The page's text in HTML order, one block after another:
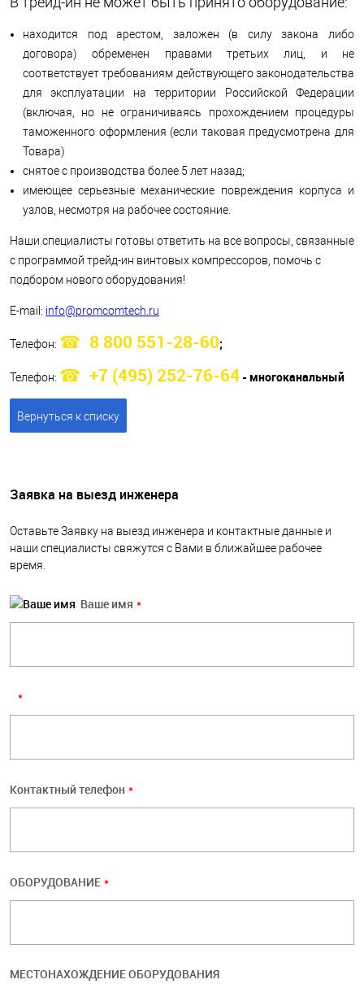
находится под арестом, заложен (в силу закона либо
договора) обременен правами третьих лиц, и не
соответствует требованиям действующего законодательства
для эксплуатации на территории Российской Федерации
(включая, но не ограничиваясь прохождением процедуры
таможенного оформления (если таковая предусмотрена для
Товара)
снятое с производства более 5 лет назад;
имеющее серьезные механические повреждения корпуса и
узлов, несмотря на рабочее состояние.
Наши специалисты готовы ответить на все вопросы, связанные
с программой трейд-ин винтовых компрессоров, помочь с
подбором нового оборудования!
E-mail: info@promcomtech.ru
Телефон: 8 800 551-28-60;
Телефон: +7 (495) 252-76-64- многоканальный
Вернуться к списку
Заявка на выезд инженера
Оставьте Заявку на выезд инженера и контактные данные и
наши специалисты свяжутся с Вами в ближайшее рабочее
время.
Ваше имя *
*
Контактный телефон *
ОБОРУДОВАНИЕ *
МЕСТОНАХОЖДЕНИЕ ОБОРУДОВАНИЯ